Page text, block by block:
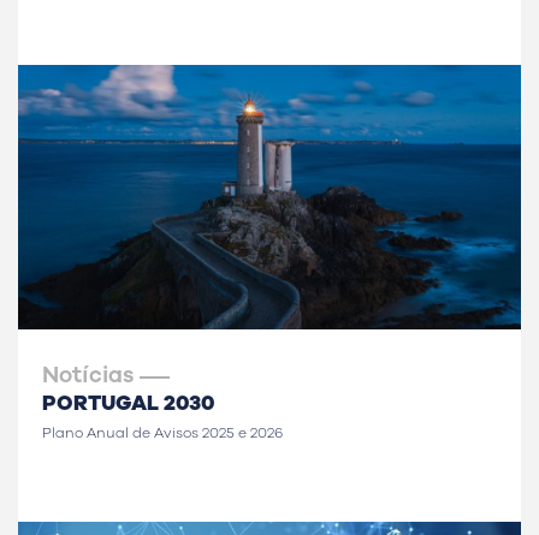
Notícias
PORTUGAL 2030
Plano Anual de Avisos 2025 e 2026